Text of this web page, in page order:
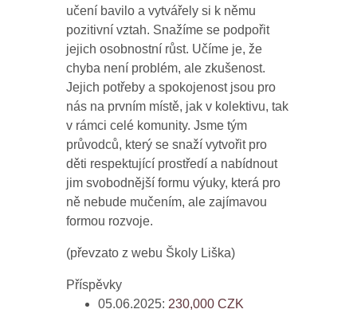
učení bavilo a vytvářely si k němu
pozitivní vztah. Snažíme se podpořit
jejich osobnostní růst. Učíme je, že
chyba není problém, ale zkušenost.
Jejich potřeby a spokojenost jsou pro
nás na prvním místě, jak v kolektivu, tak
v rámci celé komunity. Jsme tým
průvodců, který se snaží vytvořit pro
děti respektující prostředí a nabídnout
jim svobodnější formu výuky, která pro
ně nebude mučením, ale zajímavou
formou rozvoje.
(převzato z webu Školy Liška)
Příspěvky
05.06.2025: 230,000CZK